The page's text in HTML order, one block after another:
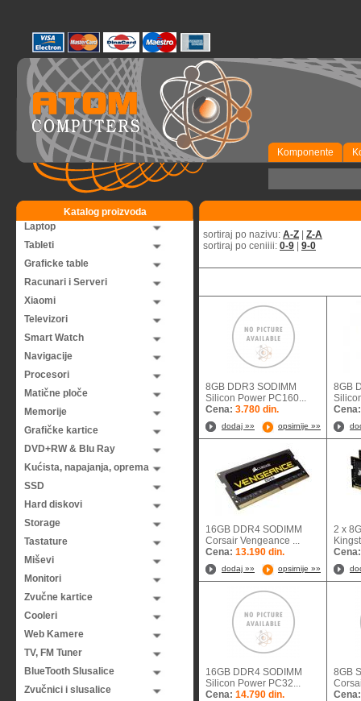
Komponente
Katalog proizvoda
Laptop
Tableti
Graficke table
Racunari i Serveri
Xiaomi
Televizori
Smart Watch
Navigacije
Procesori
Matične ploče
Memorije
Grafičke kartice
DVD+RW & Blu Ray
Kućista, napajanja, oprema
SSD
Hard diskovi
Storage
Tastature
Miševi
Monitori
Zvučne kartice
Cooleri
Web Kamere
TV, FM Tuner
BlueTooth Slusalice
Zvučnici i slusalice
sortiraj po nazivu: A-Z
Z-A
sortiraj po ceniiii: 0-9 9-0
8GB DDR3 SODIMM
Silicon Power PC160...
Cena: 3.780 din.
dodaj »» opsirnije »»
8GB
16GB DDR4 SODIMM
Corsair Vengeance ...
Cena: 13.190 din.
dodaj »» opsirnije »»
2 x
16GB DDR4 SODIMM
Silicon Power PC32...
Cena: 14.790 din.
8GB